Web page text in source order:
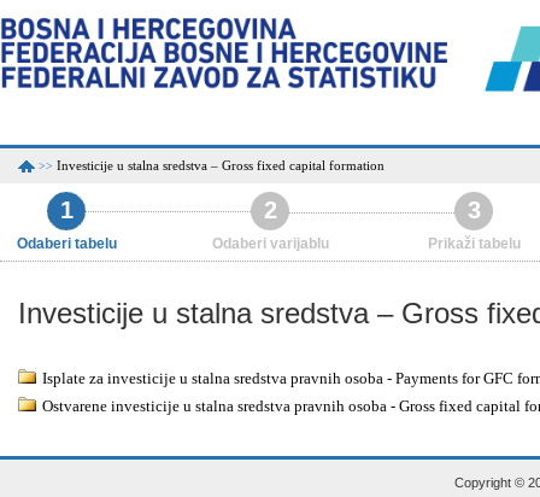
>> Investicije u stalna sredstva – Gross fixed capital formation
1
Odaberi tabelu
2
Odaberi varijablu
3
Prikaži tabelu
Investicije u stalna sredstva – Gross
Isplate za investicije u stalna sredstva pravnih osoba - Payments for GFC
Ostvarene investicije u stalna sredstva pravnih osoba - Gross fixed capital
Copyright ©